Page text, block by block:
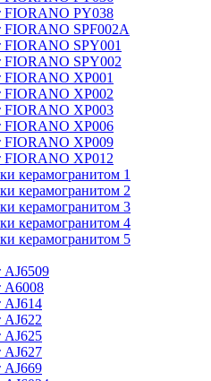
FIORANO PY038
FIORANO SPF002A
FIORANO SPY001
FIORANO SPY002
FIORANO XP001
FIORANO XP002
FIORANO XP003
FIORANO XP006
FIORANO XP009
FIORANO XP012
керамогранитом 1
керамогранитом 2
керамогранитом 3
керамогранитом 4
керамогранитом 5
AJ6509
A6008
AJ614
AJ622
AJ625
AJ627
AJ669